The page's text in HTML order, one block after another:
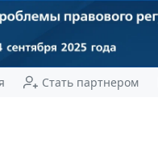
Стать партнером